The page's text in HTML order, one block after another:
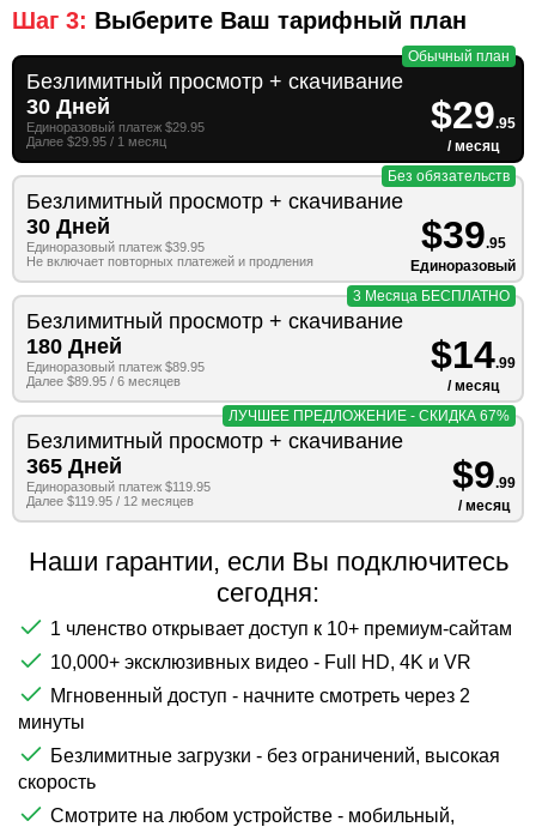
Шаг 3: Выберите Ваш тарифный план
Безлимитный просмотр + скачивание
30 Дней
Единоразовый платеж $29.95
Далее $29.95 / 1 месяц
$29.95
/ месяц
Обычный план
Безлимитный просмотр + скачивание
30 Дней
Единоразовый платеж $39.95
Не включает повторных платежей и продления
$39.95
Единоразовый
Без обязательств
Безлимитный просмотр + скачивание
180 Дней
Единоразовый платеж $89.95
Далее $89.95 / 6 месяцев
$14.99
/ месяц
3 Месяца БЕСПЛАТНО
Безлимитный просмотр + скачивание
365 Дней
Единоразовый платеж $119.95
Далее $119.95 / 12 месяцев
$9.99
/ месяц
ЛУЧШЕЕ ПРЕДЛОЖЕНИЕ - СКИДКА 67%
Наши гарантии, если Вы подключитесь
сегодня:
1 членство открывает доступ к 10+ премиум-сайтам
10,000+ эксклюзивных видео - Full HD, 4K и VR
Мгновенный доступ - начните смотреть через 2
минуты
Безлимитные загрузки - без ограничений, высокая
скорость
Смотрите на любом устройстве - мобильный,